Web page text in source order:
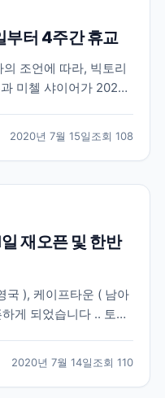
부터 4주간 휴교
조언에 따라, 빅토리
미첼 샤이어가 2020
될 예정이며 자세한 정
다. –...
2020년 7월 15일조회 108
재오픈 및 한반
국 ), 케이프타운 ( 남아
게 되었습니다 .. 토베
변경을 하실 수 있습니
2020년 7월 14일조회 110